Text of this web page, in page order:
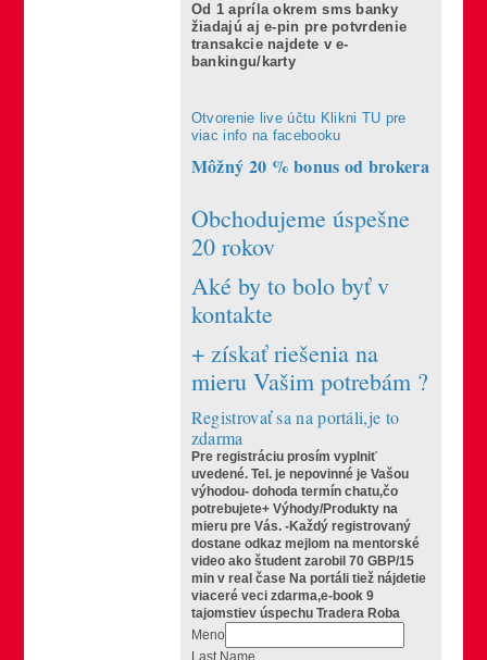
Od 1 apríla okrem sms banky
žiadajú aj e-pin pre potvrdenie
transakcie najdete v e-
bankingu/karty
Otvorenie live účtu Klikni TU pre
viac info na facebooku
Môžný 20 % bonus od brokera
Obchodujeme úspešne
20 rokov
Aké by to bolo byť v
kontakte
+ získať riešenia na
mieru Vašim potrebám ?
Registrovať sa na portáli,je to
zdarma
Pre registráciu prosím vyplniť
uvedené. Tel. je nepovinné je Vašou
výhodou- dohoda termín chatu,čo
potrebujete+ Výhody/Produkty na
mieru pre Vás. -Každý registrovaný
dostane odkaz mejlom na mentorské
video ako študent zarobil 70 GBP/15
min v real čase Na portáli tiež nájdetie
viaceré veci zdarma,e-book 9
tajomstiev úspechu Tradera Roba
Meno
Last Name